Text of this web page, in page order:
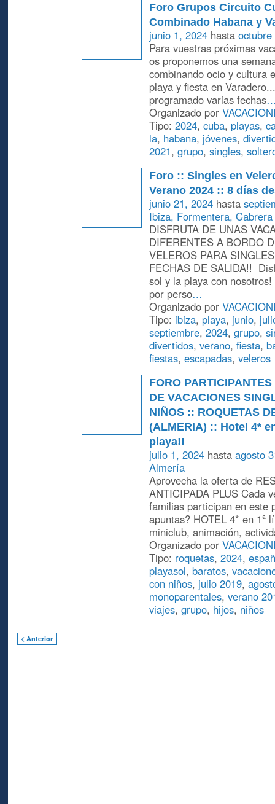
Foro Grupos Circuito
Combinado Habana y
junio 1, 2024hasta
Para vuestras próximas
os proponemos una
combinando ocio y cultura
playa y fiesta en
programado varias fechas
Organizado por
Tipo: 2024, cuba, playas,
la, habana, jóvenes,
2021, grupo, singles,
Foro :: Singles en
Verano 2024 :: 8 días
junio 21, 2024hasta
Ibiza, Formentera,
DISFRUTA DE UNAS
DIFERENTES A BORDO
VELEROS PARA
FECHAS DE SALIDA!!
sol y la playa con
por perso…
Organizado por
Tipo: ibiza, playa, junio,
septiembre, 2024, grupo,
divertidos, verano, fiesta,
fiestas, escapadas, veleros
FORO
DE VACACIONES
NIÑOS :: ROQUETAS
(ALMERIA) :: Hotel 4*
playa!!
julio 1, 2024hasta agosto
Almería
Aprovecha la oferta de
ANTICIPADA PLUS Cada
familias participan en este
apuntas? HOTEL 4* en 1ª
miniclub, animación,
Organizado por
Tipo: roquetas, 2024,
playasol, baratos,
con niños, julio 2019,
monoparentales, verano
viajes, grupo, hijos, niños
< Anterior